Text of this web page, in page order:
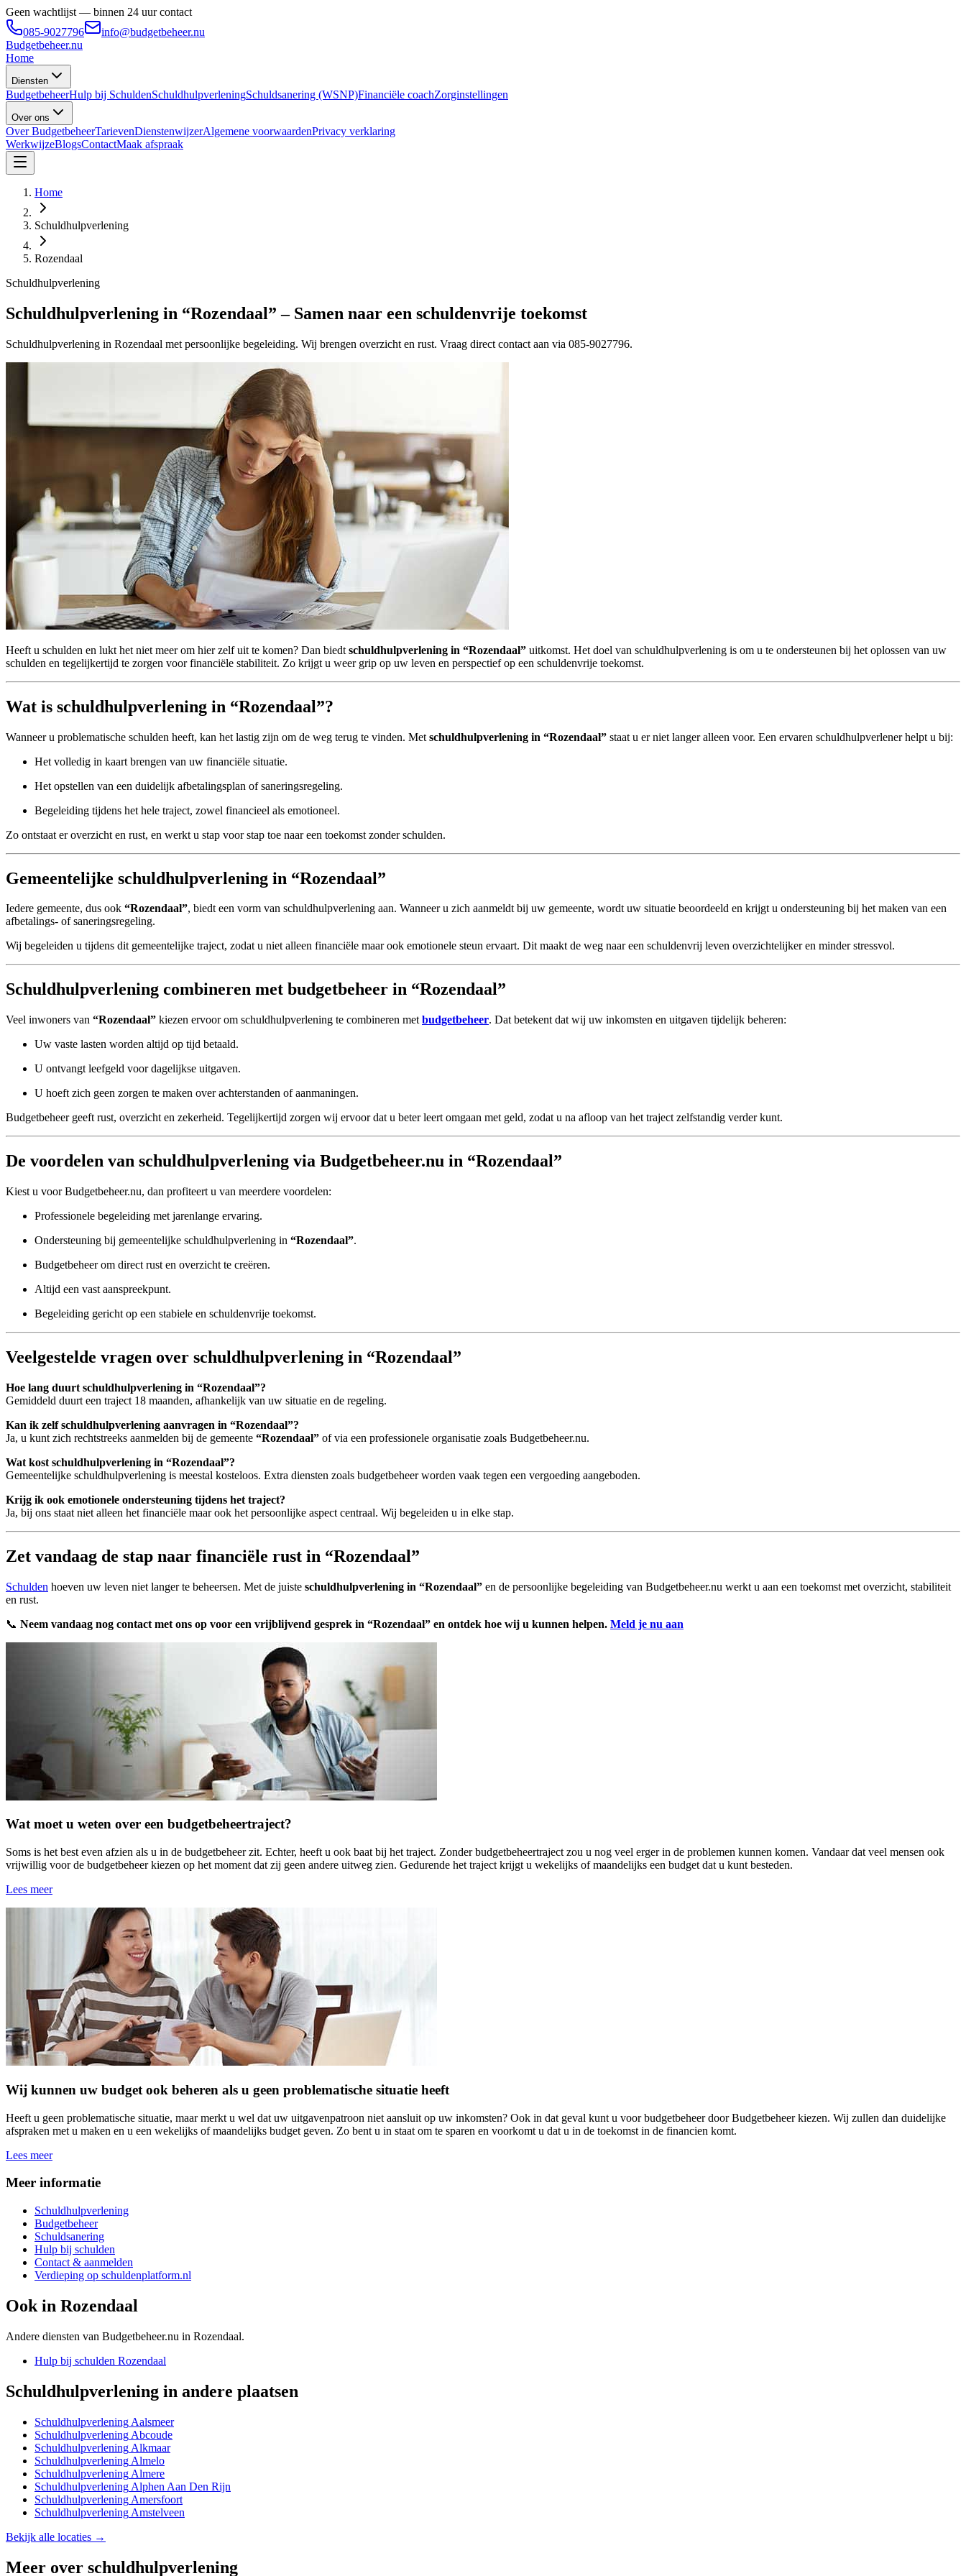
Geen wachtlijst — binnen 24 uur contact
085-9027796
info@budgetbeheer.nu
Budgetbeheer.nu
Home
Diensten
BudgetbeheerHulp bij SchuldenSchuldhulpverleningSchuldsanering (WSNP)Financiële coachZorginstellingen
Over ons
Over BudgetbeheerTarievenDienstenwijzerAlgemene voorwaardenPrivacy verklaring
WerkwijzeBlogsContactMaak afspraak
Home
Schuldhulpverlening
Rozendaal
Schuldhulpverlening
Schuldhulpverlening in “Rozendaal” – Samen naar een schuldenvrije toekomst
Schuldhulpverlening in Rozendaal met persoonlijke begeleiding. Wij brengen overzicht en rust. Vraag direct contact aan via 085-9027796.
Heeft u schulden en lukt het niet meer om hier zelf uit te komen? Dan biedt schuldhulpverlening in “Rozendaal” uitkomst. Het doel van schuldhulpverlening is om u te ondersteunen bij het oplossen van uw
schulden en tegelijkertijd te zorgen voor financiële stabiliteit. Zo krijgt u weer grip op uw leven en perspectief op een schuldenvrije toekomst.
Wat is schuldhulpverlening in “Rozendaal”?
Wanneer u problematische schulden heeft, kan het lastig zijn om de weg terug te vinden. Met schuldhulpverlening in “Rozendaal” staat u er niet langer alleen voor. Een ervaren schuldhulpverlener helpt u bij:
Het volledig in kaart brengen van uw financiële situatie.
Het opstellen van een duidelijk afbetalingsplan of saneringsregeling.
Begeleiding tijdens het hele traject, zowel financieel als emotioneel.
Zo ontstaat er overzicht en rust, en werkt u stap voor stap toe naar een toekomst zonder schulden.
Gemeentelijke schuldhulpverlening in “Rozendaal”
Iedere gemeente, dus ook “Rozendaal”, biedt een vorm van schuldhulpverlening aan. Wanneer u zich aanmeldt bij uw gemeente, wordt uw situatie beoordeeld en krijgt u ondersteuning bij het maken van een
afbetalings- of saneringsregeling.
Wij begeleiden u tijdens dit gemeentelijke traject, zodat u niet alleen financiële maar ook emotionele steun ervaart. Dit maakt de weg naar een schuldenvrij leven overzichtelijker en minder stressvol.
Schuldhulpverlening combineren met budgetbeheer in “Rozendaal”
Veel inwoners van “Rozendaal” kiezen ervoor om schuldhulpverlening te combineren met budgetbeheer. Dat betekent dat wij uw inkomsten en uitgaven tijdelijk beheren:
Uw vaste lasten worden altijd op tijd betaald.
U ontvangt leefgeld voor dagelijkse uitgaven.
U hoeft zich geen zorgen te maken over achterstanden of aanmaningen.
Budgetbeheer geeft rust, overzicht en zekerheid. Tegelijkertijd zorgen wij ervoor dat u beter leert omgaan met geld, zodat u na afloop van het traject zelfstandig verder kunt.
De voordelen van schuldhulpverlening via Budgetbeheer.nu in “Rozendaal”
Kiest u voor Budgetbeheer.nu, dan profiteert u van meerdere voordelen:
Professionele begeleiding met jarenlange ervaring.
Ondersteuning bij gemeentelijke schuldhulpverlening in “Rozendaal”.
Budgetbeheer om direct rust en overzicht te creëren.
Altijd een vast aanspreekpunt.
Begeleiding gericht op een stabiele en schuldenvrije toekomst.
Veelgestelde vragen over schuldhulpverlening in “Rozendaal”
Hoe lang duurt schuldhulpverlening in “Rozendaal”?
Gemiddeld duurt een traject 18 maanden, afhankelijk van uw situatie en de regeling.
Kan ik zelf schuldhulpverlening aanvragen in “Rozendaal”?
Ja, u kunt zich rechtstreeks aanmelden bij de gemeente “Rozendaal” of via een professionele organisatie zoals Budgetbeheer.nu.
Wat kost schuldhulpverlening in “Rozendaal”?
Gemeentelijke schuldhulpverlening is meestal kosteloos. Extra diensten zoals budgetbeheer worden vaak tegen een vergoeding aangeboden.
Krijg ik ook emotionele ondersteuning tijdens het traject?
Ja, bij ons staat niet alleen het financiële maar ook het persoonlijke aspect centraal. Wij begeleiden u in elke stap.
Zet vandaag de stap naar financiële rust in “Rozendaal”
Schulden hoeven uw leven niet langer te beheersen. Met de juiste schuldhulpverlening in “Rozendaal” en de persoonlijke begeleiding van Budgetbeheer.nu werkt u aan een toekomst met overzicht, stabiliteit
en rust.
📞 Neem vandaag nog contact met ons op voor een vrijblijvend gesprek in “Rozendaal” en ontdek hoe wij u kunnen helpen. Meld je nu aan
Wat moet u weten over een budgetbeheertraject?
Soms is het best even afzien als u in de budgetbeheer zit. Echter, heeft u ook baat bij het traject. Zonder budgetbeheertraject zou u nog veel erger in de problemen kunnen komen. Vandaar dat veel mensen ook
vrijwillig voor de budgetbeheer kiezen op het moment dat zij geen andere uitweg zien. Gedurende het traject krijgt u wekelijks of maandelijks een budget dat u kunt besteden.
Lees meer
Wij kunnen uw budget ook beheren als u geen problematische situatie heeft
Heeft u geen problematische situatie, maar merkt u wel dat uw uitgavenpatroon niet aansluit op uw inkomsten? Ook in dat geval kunt u voor budgetbeheer door Budgetbeheer kiezen. Wij zullen dan duidelijke
afspraken met u maken en u een wekelijks of maandelijks budget geven. Zo bent u in staat om te sparen en voorkomt u dat u in de toekomst in de financien komt.
Lees meer
Meer informatie
Schuldhulpverlening
Budgetbeheer
Schuldsanering
Hulp bij schulden
Contact & aanmelden
Verdieping op schuldenplatform.nl
Ook in Rozendaal
Andere diensten van Budgetbeheer.nu in Rozendaal.
Hulp bij schulden Rozendaal
Schuldhulpverlening in andere plaatsen
Schuldhulpverlening Aalsmeer
Schuldhulpverlening Abcoude
Schuldhulpverlening Alkmaar
Schuldhulpverlening Almelo
Schuldhulpverlening Almere
Schuldhulpverlening Alphen Aan Den Rijn
Schuldhulpverlening Amersfoort
Schuldhulpverlening Amstelveen
Bekijk alle locaties →
Meer over schuldhulpverlening